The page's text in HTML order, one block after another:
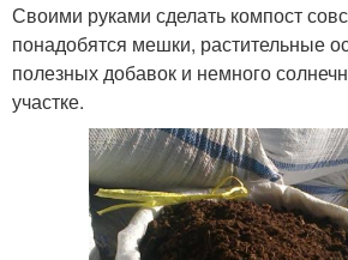
Своими руками сделать компост
понадобятся мешки, растительные
полезных добавок и немного
участке.